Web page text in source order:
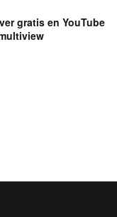
gratis en YouTube